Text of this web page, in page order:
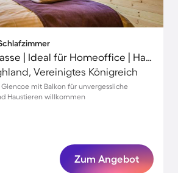
Chalet mit Terrasse | Ideal für Homeoffice | Haustiere sind willkommen
Vereinigtes Königreich
mit Balkon für unvergessliche
Haustieren willkommen
Zum Angebot